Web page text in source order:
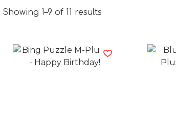
Showing 1–9 of 11 results